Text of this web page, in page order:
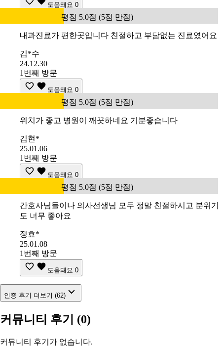
도움돼요 0
평점 5.0점 (5점 만점)
내과진료가 편한곳입니다 친절하고 부담없는 진료였어요
김*수
24.12.30
1번째 방문
도움돼요 0
평점 5.0점 (5점 만점)
위치가 좋고 병원이 깨끗하네요 기분좋습니다
김현*
25.01.06
1번째 방문
도움돼요 0
평점 5.0점 (5점 만점)
간호사님들이나 의사선생님 모두 정말 친절하시고 분위기
도 너무 좋아요
정효*
25.01.08
1번째 방문
도움돼요 0
인증 후기 더보기 (62)
커뮤니티 후기 (0)
커뮤니티 후기가 없습니다.